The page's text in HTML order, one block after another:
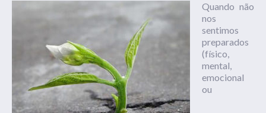
Quando não
nos
sentimos
preparados
(físico,
mental,
emocional
ou